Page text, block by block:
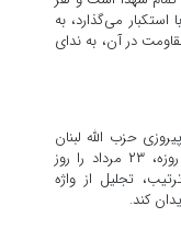
می‌گذارد، به
در آن، به ندای
حزب الله لبنان
در برابر ارتش رژیم صهیونیستی در جنگ ۳۳ روزه، ۲۳ مرداد را روز
تجلیل از واژه
کند.